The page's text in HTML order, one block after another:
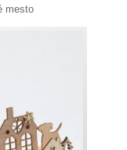
mesto